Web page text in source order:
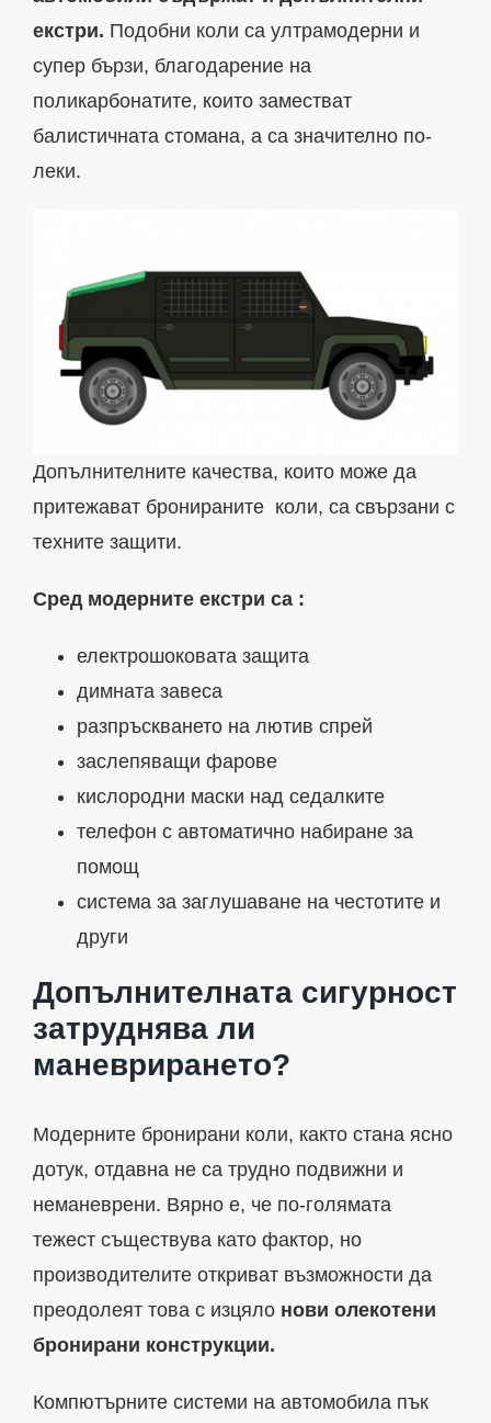
екстри. Подобни коли са ултрамодерни и
супер бързи, благодарение на
поликарбонатите, които заместват
балистичната стомана, а са значително по-
леки.
Допълнителните качества, които може да
притежават бронираните коли, са свързани с
техните защити.
Сред модерните екстри са :
електрошоковата защита
димната завеса
разпръскването на лютив спрей
заслепяващи фарове
кислородни маски над седалките
телефон с автоматично набиране за
помощ
система за заглушаване на честотите и
други
Допълнителната сигурност
затруднява ли
маневрирането?
Модерните бронирани коли, както стана ясно
дотук, отдавна не са трудно подвижни и
неманеврени. Вярно е, че по-голямата
тежест съществува като фактор, но
производителите откриват възможности да
преодолеят това с изцяло нови олекотени
бронирани конструкции.
Компютърните системи на автомобила пък